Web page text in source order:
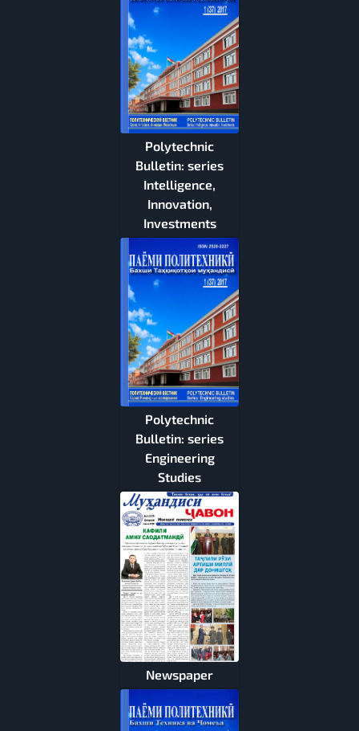
Polytechnic
Bulletin: series
Intelligence,
Innovation,
Investments
Polytechnic
Bulletin: series
Engineering
Studies
Newspaper